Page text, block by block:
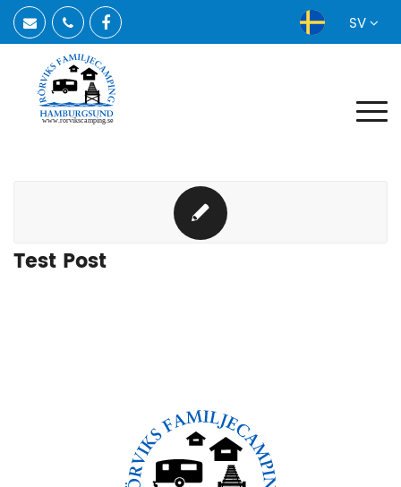
SV
www.rorvikscamping.se
Test Post